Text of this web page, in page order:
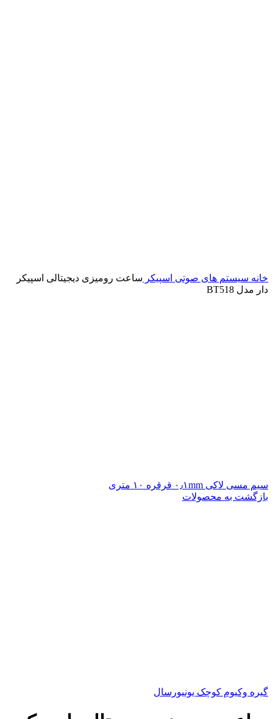
خانه سیستم های صوتی اسپیکر ساعت رومیزی دیجیتالی اسپیکر
دار مدل BT518
سیم مسی لاکی ۰٫۱mm قرقره ۱۰ متری
بازگشت به محصولات
گیره وکیوم کوچک یونیورسال